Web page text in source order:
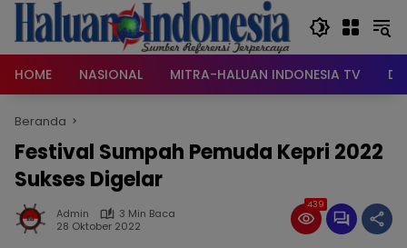
Langsung
konten
HOME
NASIONAL MITRA-HALUAN INDONESIA TV
Beranda
Festival Sumpah Pemuda Kepri 2022
Sukses Digelar
Admin
3 Min Baca
28 Oktober 2022
439